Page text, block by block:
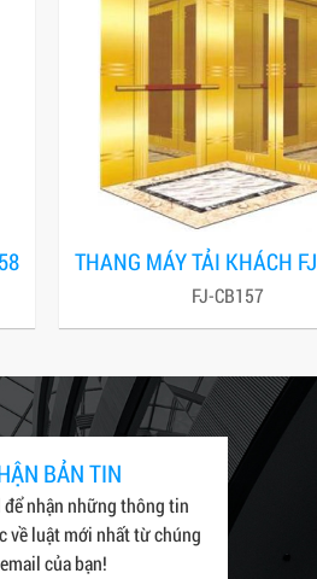
THANG MÁY TẢI KHÁCH
FJ-CB157
BẢN TIN
để nhận những thông tin
về luật mới nhất từ chúng
của bạn!